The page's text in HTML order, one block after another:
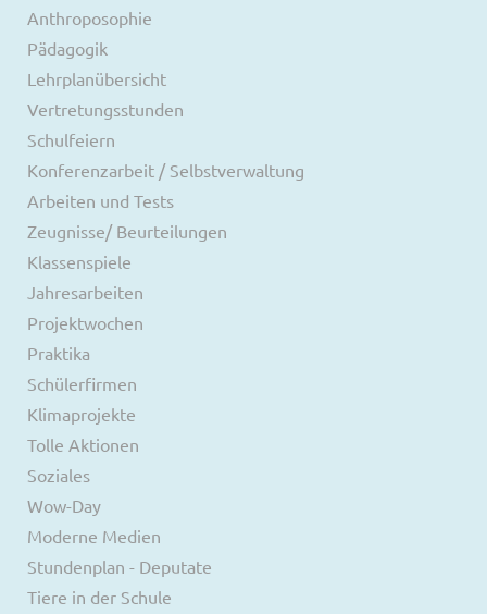
Anthroposophie
Pädagogik
Lehrplanübersicht
Vertretungsstunden
Schulfeiern
Konferenzarbeit / Selbstverwaltung
Arbeiten und Tests
Zeugnisse/ Beurteilungen
Klassenspiele
Jahresarbeiten
Projektwochen
Praktika
Schülerfirmen
Klimaprojekte
Tolle Aktionen
Soziales
Wow-Day
Moderne Medien
Stundenplan - Deputate
Tiere in der Schule